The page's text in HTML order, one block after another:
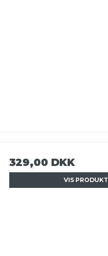
329,00 DKK
VIS PRODUKT